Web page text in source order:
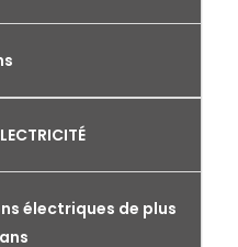
électriques de plus